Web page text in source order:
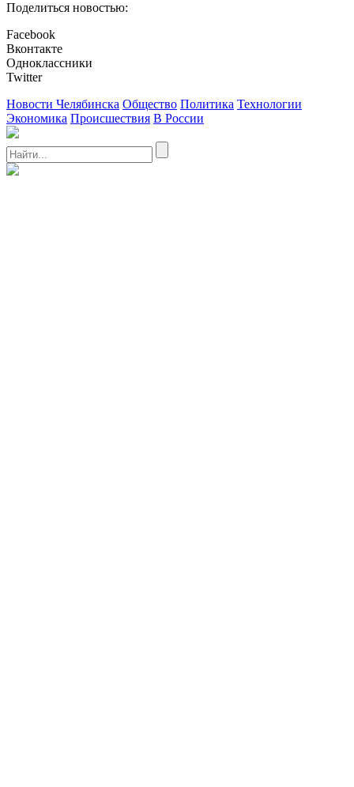
Поделиться новостью:
Facebook
Вконтакте
Одноклассники
Twitter
Новости Челябинска Общество Политика Технологии
Экономика Происшествия В России